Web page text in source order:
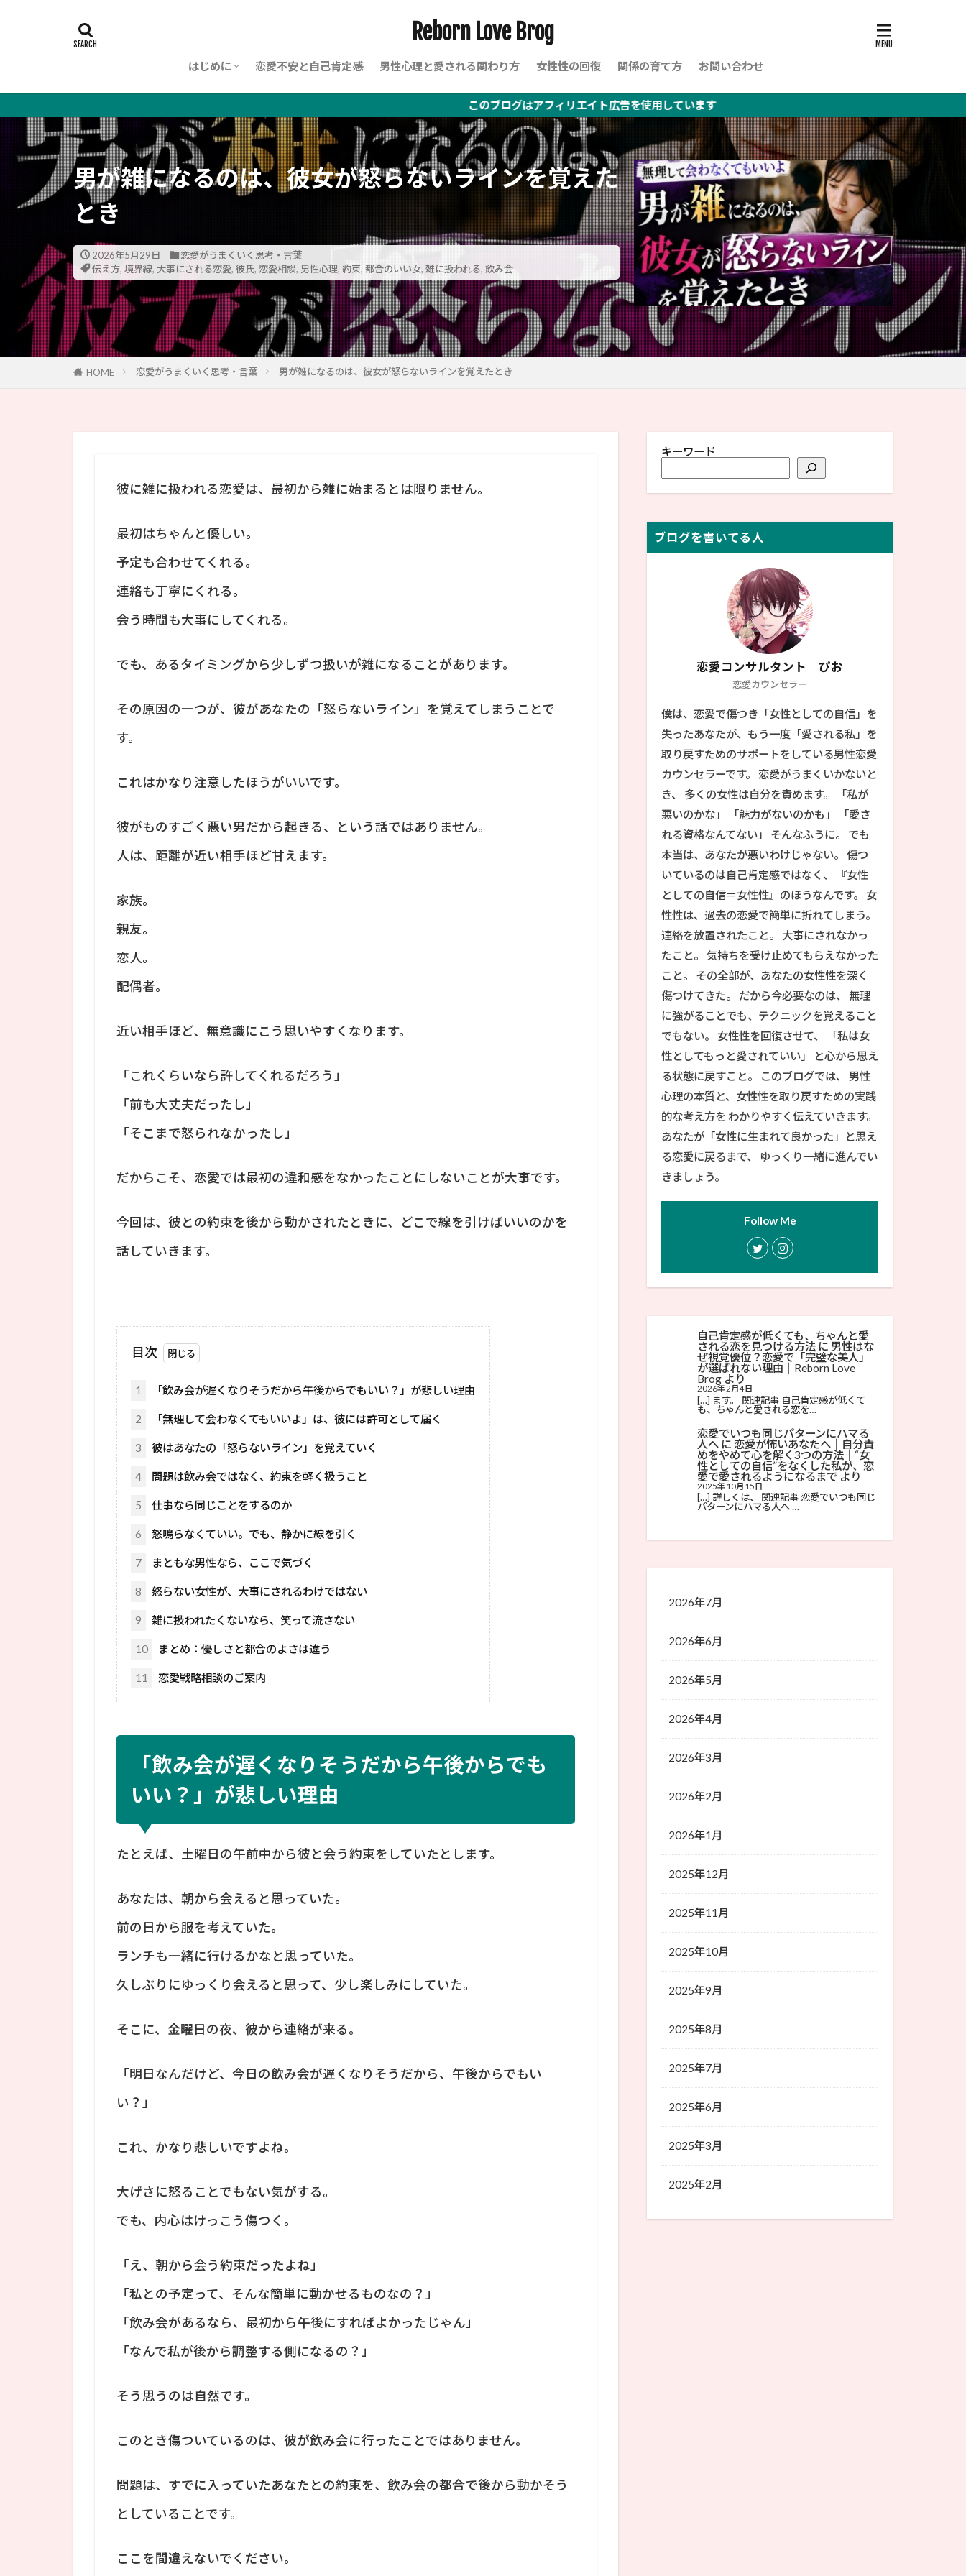
Reborn Love Brog
はじめに 恋愛不安と自己肯定感 男性心理と愛される関わり方 女性性の回復 関係の育て方 お問い合わせ
このブログはアフィリエイト広告を使用しています
男が雑になるのは、彼女が怒らないラインを覚えた
とき
2026年5月29日
恋愛がうまくいく思考・言葉
伝え方, 境界線, 大事にされる恋愛, 彼氏, 恋愛相談, 男性心理, 約束, 都合のいい女, 雑に扱われる, 飲み会
HOME 恋愛がうまくいく思考・言葉 男が雑になるのは、彼女が怒らないラインを覚えたとき
彼に雑に扱われる恋愛は、最初から雑に始まるとは限りません。
最初はちゃんと優しい。
予定も合わせてくれる。
連絡も丁寧にくれる。
会う時間も大事にしてくれる。
でも、あるタイミングから少しずつ扱いが雑になることがあります。
その原因の一つが、彼があなたの「怒らないライン」を覚えてしまうことで
す。
これはかなり注意したほうがいいです。
彼がものすごく悪い男だから起きる、という話ではありません。
人は、距離が近い相手ほど甘えます。
家族。
親友。
恋人。
配偶者。
近い相手ほど、無意識にこう思いやすくなります。
「これくらいなら許してくれるだろう」
「前も大丈夫だったし」
「そこまで怒られなかったし」
だからこそ、恋愛では最初の違和感をなかったことにしないことが大事です。
今回は、彼との約束を後から動かされたときに、どこで線を引けばいいのかを
話していきます。
目次
1 「飲み会が遅くなりそうだから午後からでもいい？」が悲しい理由
2 「無理して会わなくてもいいよ」は、彼には許可として届く
3 彼はあなたの「怒らないライン」を覚えていく
4 問題は飲み会ではなく、約束を軽く扱うこと
5 仕事なら同じことをするのか
6 怒鳴らなくていい。でも、静かに線を引く
7 まともな男性なら、ここで気づく
8 怒らない女性が、大事にされるわけではない
9 雑に扱われたくないなら、笑って流さない
10 まとめ：優しさと都合のよさは違う
11 恋愛戦略相談のご案内
「飲み会が遅くなりそうだから午後からでも
いい？」が悲しい理由
たとえば、土曜日の午前中から彼と会う約束をしていたとします。
あなたは、朝から会えると思っていた。
前の日から服を考えていた。
ランチも一緒に行けるかなと思っていた。
久しぶりにゆっくり会えると思って、少し楽しみにしていた。
そこに、金曜日の夜、彼から連絡が来る。
「明日なんだけど、今日の飲み会が遅くなりそうだから、午後からでもい
い？」
これ、かなり悲しいですよね。
大げさに怒ることでもない気がする。
でも、内心はけっこう傷つく。
「え、朝から会う約束だったよね」
「私との予定って、そんな簡単に動かせるものなの？」
「飲み会があるなら、最初から午後にすればよかったじゃん」
「なんで私が後から調整する側になるの？」
そう思うのは自然です。
このとき傷ついているのは、彼が飲み会に行ったことではありません。
問題は、すでに入っていたあなたとの約束を、飲み会の都合で後から動かそう
としていることです。
ここを間違えないでください。
キーワード
ブログを書いてる人
恋愛コンサルタント ぴお
恋愛カウンセラー
僕は、恋愛で傷つき「女性としての自信」を
失ったあなたが、もう一度「愛される私」を
取り戻すためのサポートをしている男性恋愛
カウンセラーです。 恋愛がうまくいかないと
き、 多くの女性は自分を責めます。 「私が
悪いのかな」 「魅力がないのかも」 「愛さ
れる資格なんてない」 そんなふうに。 でも
本当は、あなたが悪いわけじゃない。 傷つ
いているのは自己肯定感ではなく、 『女性
としての自信＝女性性』のほうなんです。 女
性性は、過去の恋愛で簡単に折れてしまう。
連絡を放置されたこと。 大事にされなかっ
たこと。 気持ちを受け止めてもらえなかった
こと。 その全部が、あなたの女性性を深く
傷つけてきた。 だから今必要なのは、 無理
に強がることでも、テクニックを覚えること
でもない。 女性性を回復させて、 「私は女
性としてもっと愛されていい」 と心から思え
る状態に戻すこと。 このブログでは、 男性
心理の本質と、女性性を取り戻すための実践
的な考え方を わかりやすく伝えていきます。
あなたが「女性に生まれて良かった」と思え
る恋愛に戻るまで、 ゆっくり一緒に進んでい
きましょう。
Follow Me
自己肯定感が低くても、ちゃんと愛
される恋を見つける方法 に男性はな
ぜ視覚優位？恋愛で「完璧な美人」
が選ばれない理由│Reborn Love
Brog より
2026年2月4日
[…] ます。 関連記事 自己肯定感が低くて
も、ちゃんと愛される恋を…
恋愛でいつも同じパターンにハマる
人へ に 恋愛が怖いあなたへ｜自分責
めをやめて心を解く3つの方法│“女
性としての自信”をなくした私が、恋
愛で愛されるようになるまで より
2025年10月15日
[…] 詳しくは、 関連記事 恋愛でいつも同じ
パターンにハマる人へ …
2026年7月
2026年6月
2026年5月
2026年4月
2026年3月
2026年2月
2026年1月
2025年12月
2025年11月
2025年10月
2025年9月
2025年8月
2025年7月
2025年6月
2025年3月
2025年2月